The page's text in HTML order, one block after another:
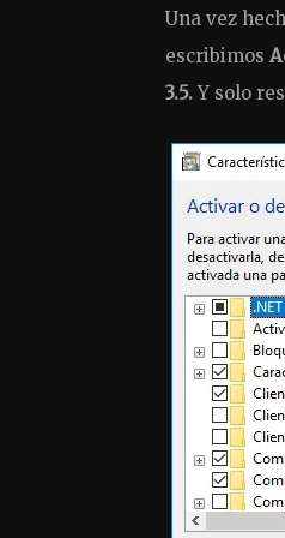
Una vez
escribimos
3.5. Y solo